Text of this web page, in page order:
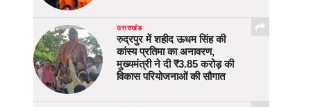
उत्तराखंड
रुद्रपुर में शहीद ऊधम सिंह की
कांस्य प्रतिमा का अनावरण,
मुख्यमंत्री ने दी ₹3.85 करोड़ की
विकास परियोजनाओं की सौगात